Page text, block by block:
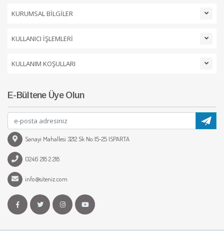
KURUMSAL BİLGİLER
KULLANICI İŞLEMLERİ
KULLANIM KOŞULLARI
E-Bültene Üye Olun
Sanayi Mahallesi 3212 Sk No:15-25 ISPARTA
0246 218 2 218
info@siteniz.com